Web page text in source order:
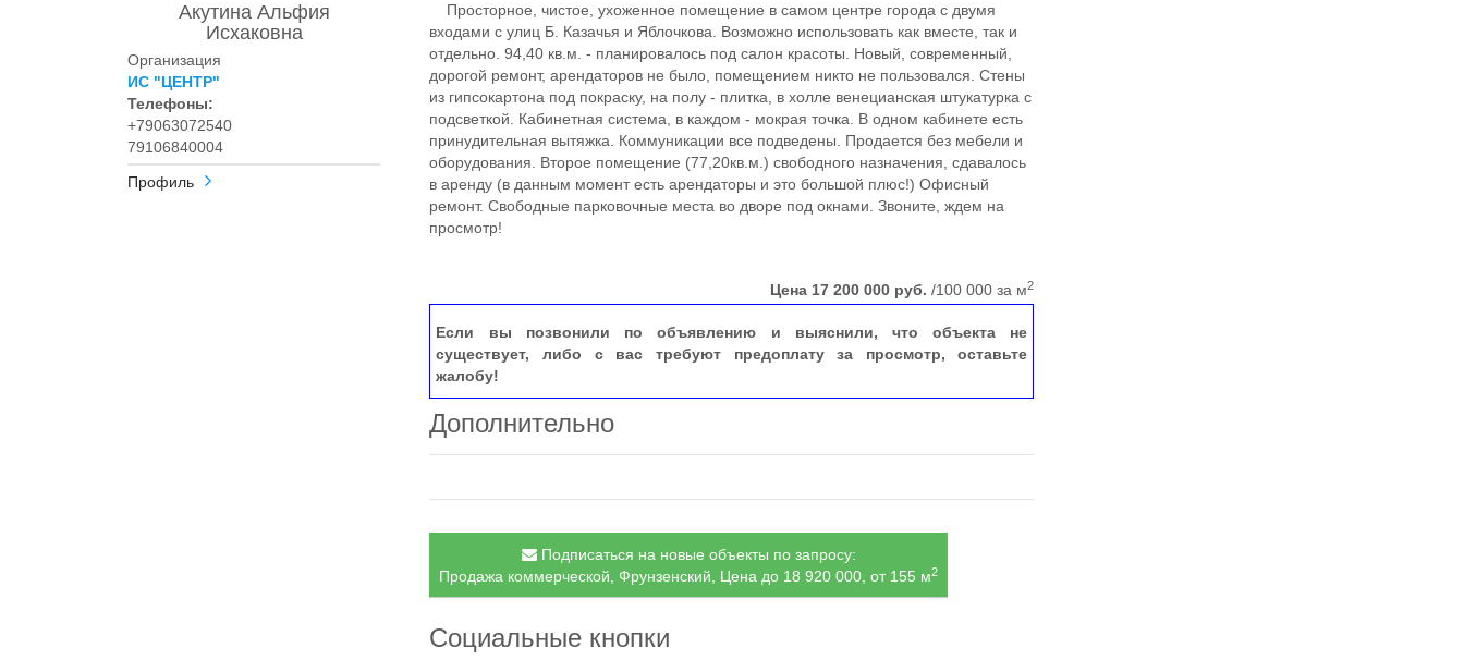
Акутина Альфия
Исхаковна
Организация
ИС "ЦЕНТР"
Телефоны:
+79063072540
79106840004
Профиль
Просторное, чистое, ухоженное помещение в самом центре города с двумя
входами с улиц Б. Казачья и Яблочкова. Возможно использовать как вместе, так и
отдельно. 94,40 кв.м. - планировалось под салон красоты. Новый, современный,
дорогой ремонт, арендаторов не было, помещением никто не пользовался. Стены
из гипсокартона под покраску, на полу - плитка, в холле венецианская штукатурка с
подсветкой. Кабинетная система, в каждом - мокрая точка. В одном кабинете есть
принудительная вытяжка. Коммуникации все подведены. Продается без мебели и
оборудования. Второе помещение (77,20кв.м.) свободного назначения, сдавалось
в аренду (в данным момент есть арендаторы и это большой плюс!) Офисный
ремонт. Свободные парковочные места во дворе под окнами. Звоните, ждем на
просмотр!
Цена 17 200 000 руб. /100 000 за м2
Если вы позвонили по объявлению и выяснили, что объекта не
существует, либо с вас требуют предоплату за просмотр, оставьте
жалобу!
Дополнительно
Подписаться на новые объекты по запросу:
Продажа коммерческой, Фрунзенский, Цена до 18 920 000, от 155 м2
Социальные кнопки